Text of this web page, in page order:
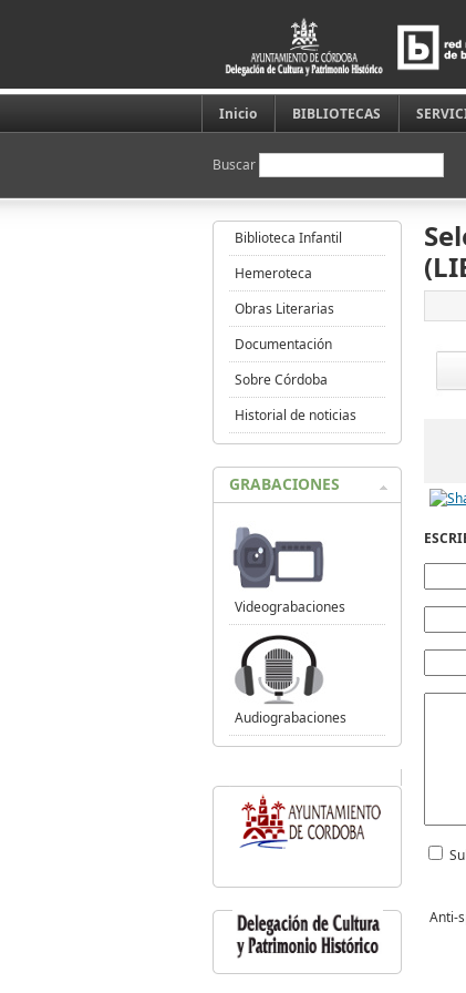
Inicio BIBLIOTECAS
Buscar
Anti-
Biblioteca Infantil
Hemeroteca
Obras Literarias
Documentación
Sobre Córdoba
Historial de noticias
GRABACIONES
Videograbaciones
Audiograbaciones